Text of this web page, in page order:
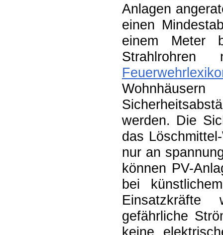
Anlagen
einen
einem Meter
werden. Die
das
nur an
können PV-
bei
Einsatzkräfte
gefährliche
keine